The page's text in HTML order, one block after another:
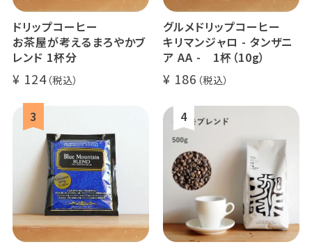
ドリップコーヒー
お茶屋が考えるまろやかブ
レンド 1杯分
124
グルメドリップコーヒー
キリマンジャロ - タンザニ
ア AA - 1杯（10g）
186